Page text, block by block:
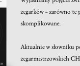
zegarków – zarówno te
skomplikowane.
Aktualnie w słowniku
zegarmistrzowskich